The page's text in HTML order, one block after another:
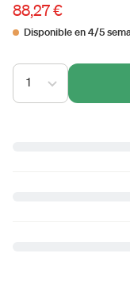
88,27 €
Disponible en 4/5
1